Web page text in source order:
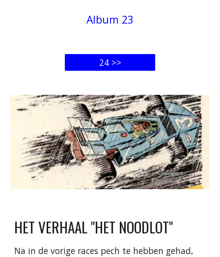
Album 23
24 >>
HET VERHAAL "HET NOODLOT"
Na in de vorige races pech te hebben gehad,